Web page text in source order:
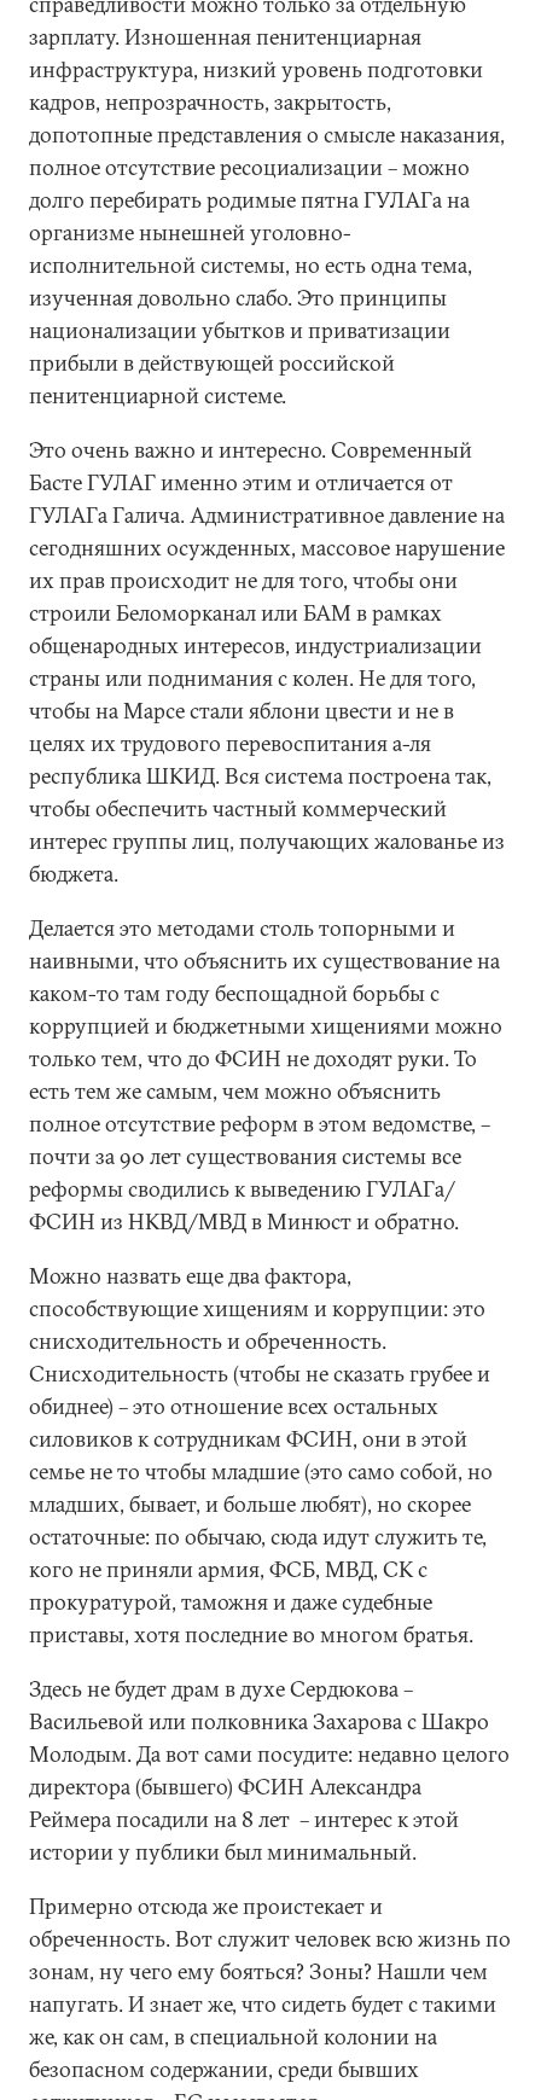
зарплату. Изношенная пенитенциарная
инфраструктура, низкий уровень подготовки
кадров, непрозрачность, закрытость,
допотопные представления о смысле наказания,
полное отсутствие ресоциализации – можно
долго перебирать родимые пятна ГУЛАГа на
организме нынешней уголовно-
исполнительной системы, но есть одна тема,
изученная довольно слабо. Это принципы
национализации убытков и приватизации
прибыли в действующей российской
пенитенциарной системе.
Это очень важно и интересно. Современный
Басте ГУЛАГ именно этим и отличается от
ГУЛАГа Галича. Административное давление на
сегодняшних осужденных, массовое нарушение
их прав происходит не для того, чтобы они
строили Беломорканал или БАМ в рамках
общенародных интересов, индустриализации
страны или поднимания с колен. Не для того,
чтобы на Марсе стали яблони цвести и не в
целях их трудового перевоспитания а-ля
республика ШКИД. Вся система построена так,
чтобы обеспечить частный коммерческий
интерес группы лиц, получающих жалованье из
бюджета.
Делается это методами столь топорными и
наивными, что объяснить их существование на
каком-то там году беспощадной борьбы с
коррупцией и бюджетными хищениями можно
только тем, что до ФСИН не доходят руки. То
есть тем же самым, чем можно объяснить
полное отсутствие реформ в этом ведомстве, –
почти за 90 лет существования системы все
реформы сводились к выведению ГУЛАГа/
ФСИН из НКВД/МВД в Минюст и обратно.
Можно назвать еще два фактора,
способствующие хищениям и коррупции: это
снисходительность и обреченность.
Снисходительность (чтобы не сказать грубее и
обиднее) – это отношение всех остальных
силовиков к сотрудникам ФСИН, они в этой
семье не то чтобы младшие (это само собой, но
младших, бывает, и больше любят), но скорее
остаточные: по обычаю, сюда идут служить те,
кого не приняли армия, ФСБ, МВД, СК с
прокуратурой, таможня и даже судебные
приставы, хотя последние во многом братья.
Здесь не будет драм в духе Сердюкова –
Васильевой или полковника Захарова с Шакро
Молодым. Да вот сами посудите: недавно целого
директора (бывшего) ФСИН Александра
Реймера посадили на 8 лет – интерес к этой
истории у публики был минимальный.
Примерно отсюда же проистекает и
обреченность. Вот служит человек всю жизнь по
зонам, ну чего ему бояться? Зоны? Нашли чем
напугать. И знает же, что сидеть будет с такими
же, как он сам, в специальной колонии на
безопасном содержании, среди бывших